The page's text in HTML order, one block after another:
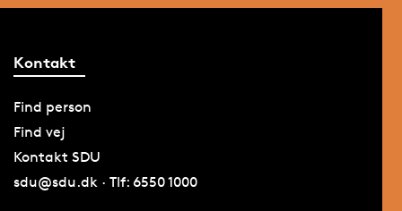
Kontakt
Find person
Find vej
Kontakt SDU
sdu@sdu.dk · Tlf: 6550 1000